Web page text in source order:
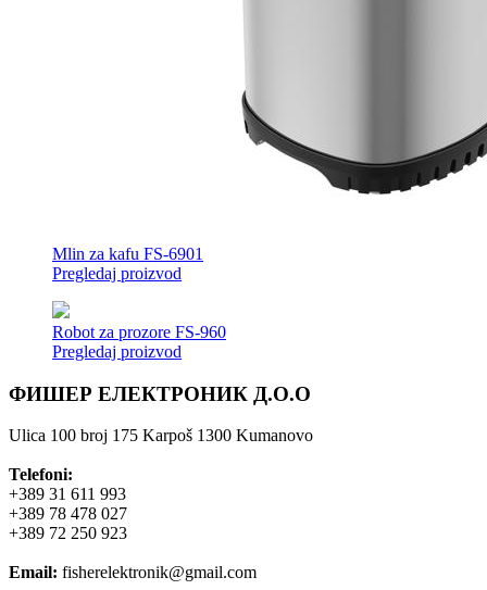
Mlin za kafu FS-6901
Pregledaj proizvod
Robot za prozore FS-960
Pregledaj proizvod
ФИШЕР ЕЛЕКТРОНИК Д.О.О
Ulica 100 broj 175 Karpoš 1300 Kumanovo
Telefoni:
+389 31 611 993
+389 78 478 027
+389 72 250 923
Email: fisherelektronik@gmail.com